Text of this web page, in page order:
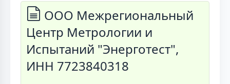
ООО Межрегиональный
Центр Метрологии и
Испытаний "Энерготест",
ИНН 7723840318